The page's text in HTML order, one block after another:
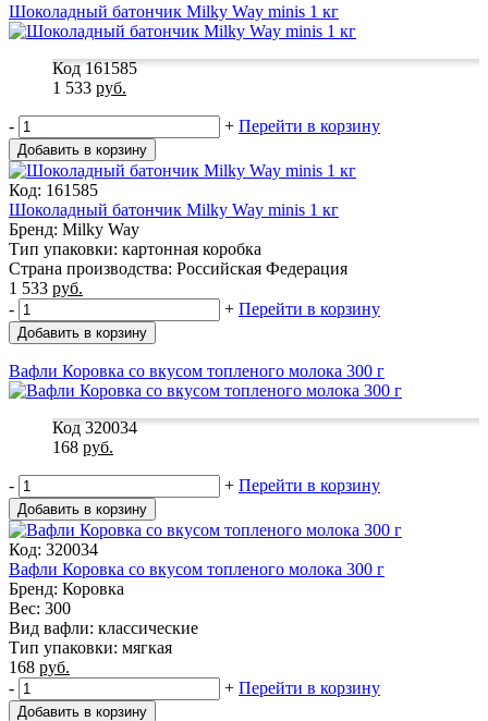
Шоколадный батончик Milky Way minis 1 кг
Код 161585
1 533 руб.
- + Перейти в корзину
Добавить в корзину
Код: 161585
Шоколадный батончик Milky Way minis 1 кг
Бренд: Milky Way
Тип упаковки: картонная коробка
Страна производства: Российская Федерация
1 533 руб.
-
+ Перейти в корзину
Добавить в корзину
Вафли Коровка со вкусом топленого молока 300 г
Код 320034
168 руб.
- + Перейти в корзину
Добавить в корзину
Код: 320034
Вафли Коровка со вкусом топленого молока 300 г
Бренд: Коровка
Вес: 300
Вид вафли: классические
Тип упаковки: мягкая
168 руб.
-
+ Перейти в корзину
Добавить в корзину